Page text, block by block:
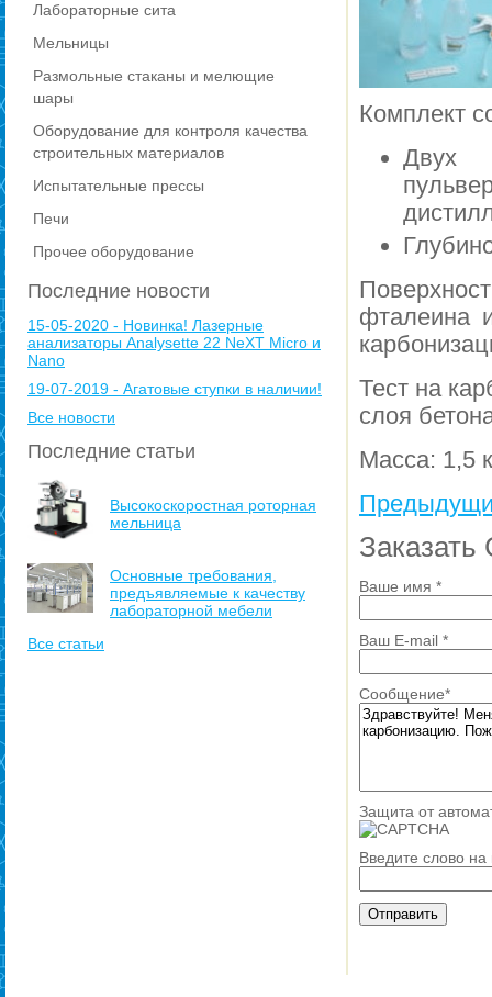
Лабораторные сита
Мельницы
Размольные стаканы и мелющие
шары
Оборудование для контроля качества
строительных материалов
Испытательные прессы
Печи
Прочее оборудование
Последние новости
15-05-2020 - Новинка! Лазерные
анализаторы Analysette 22 NeXT Micro и
Nano
19-07-2019 - Агатовые ступки в наличии!
Все новости
Последние статьи
Высокоскоростная роторная
мельница
Основные требования,
предъявляемые к качеству
лабораторной мебели
Все статьи
Комплект
Двух
фталеина
Тест на
слоя
Масса: 1,5
Заказать
Ваше имя *
Ваш E-mail *
Сообщение*
Защита от
Введите слово на